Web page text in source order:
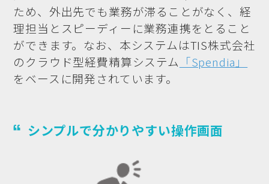
ため、外出先でも業務が滞ることがなく、経
理担当とスピーディーに業務連携をとること
ができます。なお、本システムはTIS株式会社
のクラウド型経費精算システム 「Spendia」
をベースに開発されています。
シンプルで分かりやすい操作画面